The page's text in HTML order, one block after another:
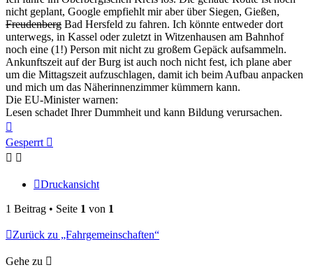
nicht geplant, Google empfiehlt mir aber über Siegen, Gießen,
Freudenberg Bad Hersfeld zu fahren. Ich könnte entweder dort
unterwegs, in Kassel oder zuletzt in Witzenhausen am Bahnhof
noch eine (1!) Person mit nicht zu großem Gepäck aufsammeln.
Ankunftszeit auf der Burg ist auch noch nicht fest, ich plane aber
um die Mittagszeit aufzuschlagen, damit ich beim Aufbau anpacken
und mich um das Näherinnenzimmer kümmern kann.
Die EU-Minister warnen:
Lesen schadet Ihrer Dummheit und kann Bildung verursachen.
oben
Gesperrt
Druckansicht
1 Beitrag • Seite 1 von 1
Zurück zu „Fahrgemeinschaften“
Gehe zu